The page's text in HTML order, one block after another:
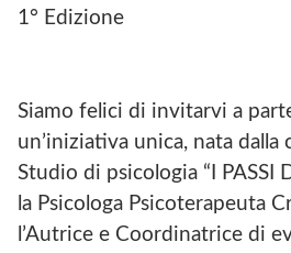
1° Edizione
Siamo felici di invitarvi a
un’iniziativa unica, nata dalla
Studio di psicologia “I PASSI
la Psicologa Psicoterapeuta
l’Autrice e Coordinatrice di